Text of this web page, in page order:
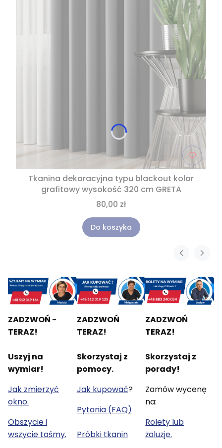
Tkanina dekoracyjna typu blackout kolor
grafitowy wysokość 320 cm GRETA
80,00 zł
Do koszyka
ZADZWOŃ -
TERAZ!
Uszyj na
wymiar!
Jak zmierzyć
okno.
Obszycie i
wszycie taśmy.
ZADZWOŃ
TERAZ!
Skorzystaj z
pomocy.
Jak kupować?
Pytania (FAQ)
Próbki tkanin
ZADZWOŃ
TERAZ!
Skorzystaj z
porady!
Zamów wycenę
na:
Rolety lub
żaluzje.